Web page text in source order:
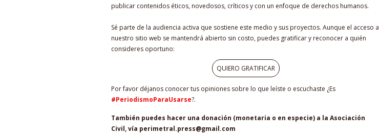
publicar contenidos éticos, novedosos, críticos y con un enfoque de derechos humanos.
Sé parte de la audiencia activa que sostiene este medio y sus proyectos. Aunque el acceso a
nuestro sitio web se mantendrá abierto sin costo, puedes gratificar y reconocer a quién
consideres oportuno:
QUIERO GRATIFICAR
Por favor déjanos conocer tus opiniones sobre lo que leíste o escuchaste ¿Es
#PeriodismoParaUsarse?.
También puedes hacer una donación (monetaria o en especie) a la Asociación
Civil, vía perimetral.press@gmail.com